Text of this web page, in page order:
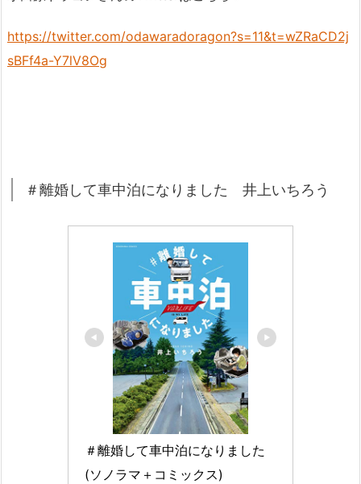
https://twitter.com/odawaradoragon?s=11&t=wZRaCD2j
sBFf4a-Y7lV8Og
＃離婚して車中泊になりました 井上いちろう
＃離婚して車中泊になりました
(ソノラマ＋コミックス)